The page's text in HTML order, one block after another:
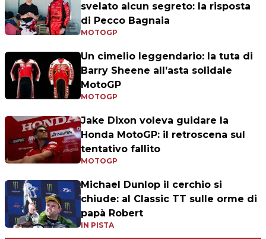
svelato alcun segreto: la risposta
di Pecco Bagnaia
MOTOGP
Un cimelio leggendario: la tuta di
Barry Sheene all’asta solidale
MotoGP
MOTOGP
Jake Dixon voleva guidare la
Honda MotoGP: il retroscena sul
tentativo fallito
MOTOGP
Michael Dunlop il cerchio si
chiude: al Classic TT sulle orme di
papà Robert
IN PISTA